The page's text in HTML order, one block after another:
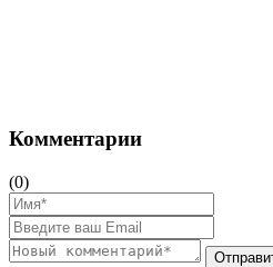
Комментарии
(0)